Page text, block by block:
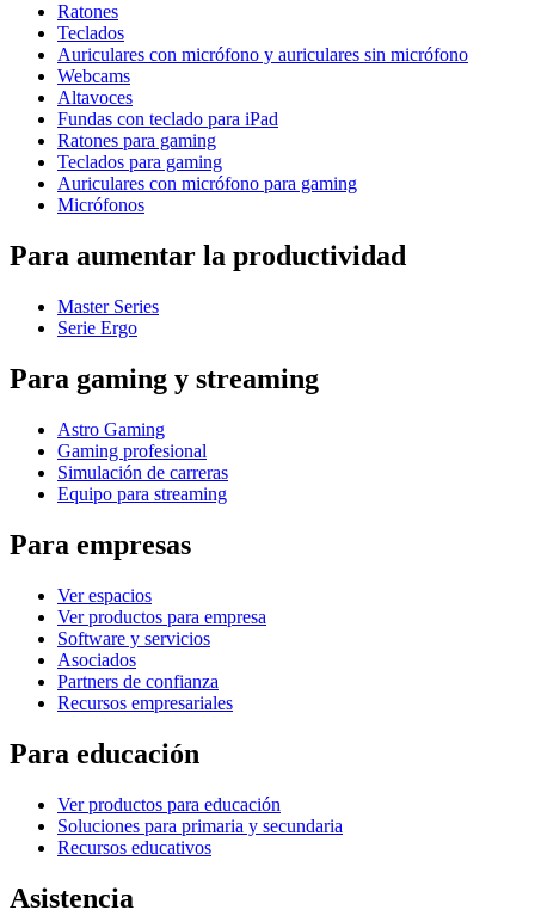
Ratones
Teclados
Auriculares con micrófono y auriculares sin micrófono
Webcams
Altavoces
Fundas con teclado para iPad
Ratones para gaming
Teclados para gaming
Auriculares con micrófono para gaming
Micrófonos
Para aumentar la productividad
Master Series
Serie Ergo
Para gaming y streaming
Astro Gaming
Gaming profesional
Simulación de carreras
Equipo para streaming
Para empresas
Ver espacios
Ver productos para empresa
Software y servicios
Asociados
Partners de confianza
Recursos empresariales
Para educación
Ver productos para educación
Soluciones para primaria y secundaria
Recursos educativos
Asistencia